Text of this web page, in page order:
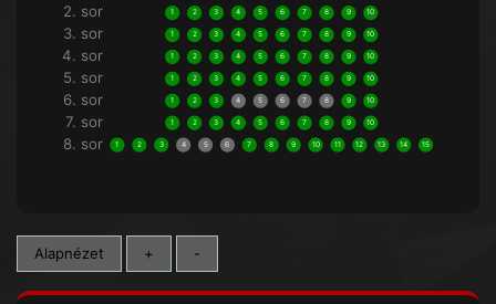
2. sor 1 2 3 4 5 6 7 8 9 10
3. sor 1 2 3 4 5 6 7 8 9 10
4. sor 1 2 3 4 5 6 7 8 9 10
5. sor 1 2 3 4 5 6 7 8 9 10
6. sor 1 2 3 4 5 6 7 8 9 10
7. sor 1 2 3 4 5 6 7 8 9 10
8. sor 1 2 3 4 5 6 7 8 9 10 11 12 13 14 15
Alapnézet + -